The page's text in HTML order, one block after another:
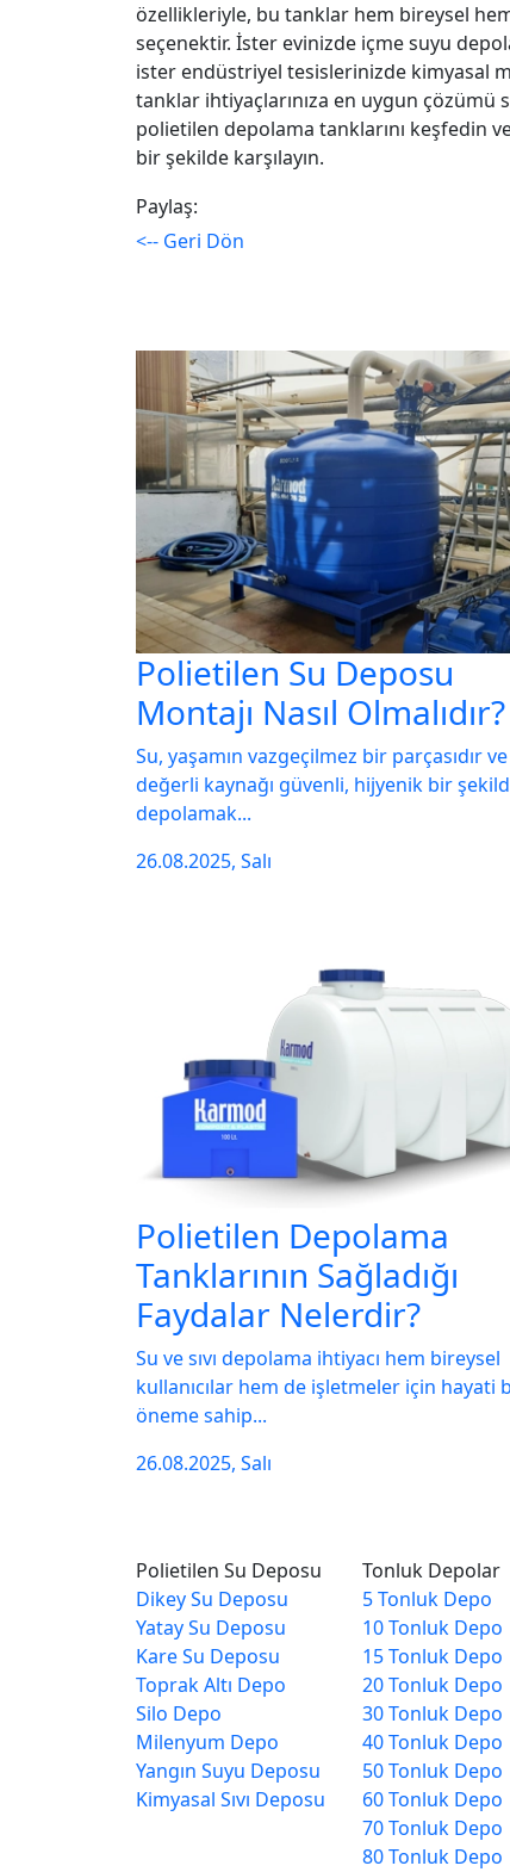
özellikleriyle, bu tanklar hem bireysel
seçenektir. İster evinizde içme suyu
ister endüstriyel tesislerinizde kimyasal
tanklar ihtiyaçlarınıza en uygun
polietilen depolama tanklarını keşfedin
bir şekilde karşılayın.
Paylaş:
<-- Geri Dön
Polietilen Su Deposu
Montajı Nasıl Olmalıdır?
Su, yaşamın vazgeçilmez bir parçasıdır
değerli kaynağı güvenli, hijyenik bir
depolamak...
26.08.2025, Salı
Polietilen Depolama
Tanklarının Sağladığı
Faydalar Nelerdir?
Su ve sıvı depolama ihtiyacı hem bireysel
kullanıcılar hem de işletmeler için hayati
öneme sahip...
26.08.2025, Salı
Polietilen Su Deposu
Dikey Su Deposu
Yatay Su Deposu
Kare Su Deposu
Toprak Altı Depo
Silo Depo
Milenyum Depo
Yangın Suyu Deposu
Kimyasal Sıvı Deposu
Tonluk Depolar
5 Tonluk Depo
10 Tonluk Depo
15 Tonluk Depo
20 Tonluk Depo
30 Tonluk Depo
40 Tonluk Depo
50 Tonluk Depo
60 Tonluk Depo
70 Tonluk Depo
80 Tonluk Depo